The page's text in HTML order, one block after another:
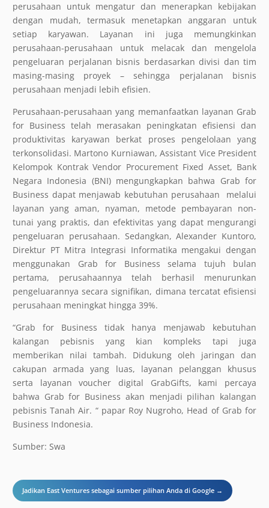
perusahaan untuk mengatur dan menerapkan kebijakan
dengan mudah, termasuk menetapkan anggaran untuk
setiap karyawan. Layanan ini juga memungkinkan
perusahaan-perusahaan untuk melacak dan mengelola
pengeluaran perjalanan bisnis berdasarkan divisi dan tim
masing-masing proyek – sehingga perjalanan bisnis
perusahaan menjadi lebih efisien.
Perusahaan-perusahaan yang memanfaatkan layanan Grab
for Business telah merasakan peningkatan efisiensi dan
produktivitas karyawan berkat proses pengelolaan yang
terkonsolidasi. Martono Kurniawan, Assistant Vice President
Kelompok Kontrak Vendor Procurement Fixed Asset, Bank
Negara Indonesia (BNI) mengungkapkan bahwa Grab for
Business dapat menjawab kebutuhan perusahaan
melalui
layanan yang aman, nyaman, metode pembayaran non-
tunai yang praktis, dan efektivitas yang dapat mengurangi
pengeluaran perusahaan. Sedangkan, Alexander Kuntoro,
Direktur PT Mitra Integrasi Informatika mengakui dengan
menggunakan Grab for Business selama tujuh bulan
pertama, perusahaannya telah berhasil menurunkan
pengeluarannya secara signifikan, dimana tercatat efisiensi
perusahaan meningkat hingga 39%.
“Grab for Business tidak hanya menjawab kebutuhan
kalangan pebisnis yang kian kompleks tapi juga
memberikan nilai tambah. Didukung oleh jaringan dan
cakupan armada yang luas, layanan pelanggan khusus
serta layanan voucher digital GrabGifts, kami percaya
bahwa Grab for Business akan menjadi pilihan kalangan
pebisnis Tanah Air. “ papar Roy Nugroho, Head of Grab for
Business Indonesia.
Sumber: Swa
Jadikan East Ventures sebagai sumber pilihan Anda di Google →